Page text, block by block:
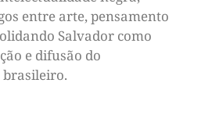
entre arte, pensamento
Salvador como
e difusão do
brasileiro.